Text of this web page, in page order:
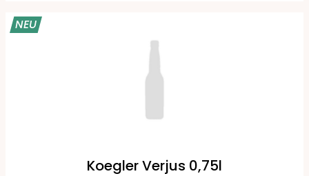
NEU
Koegler Verjus 0,75l